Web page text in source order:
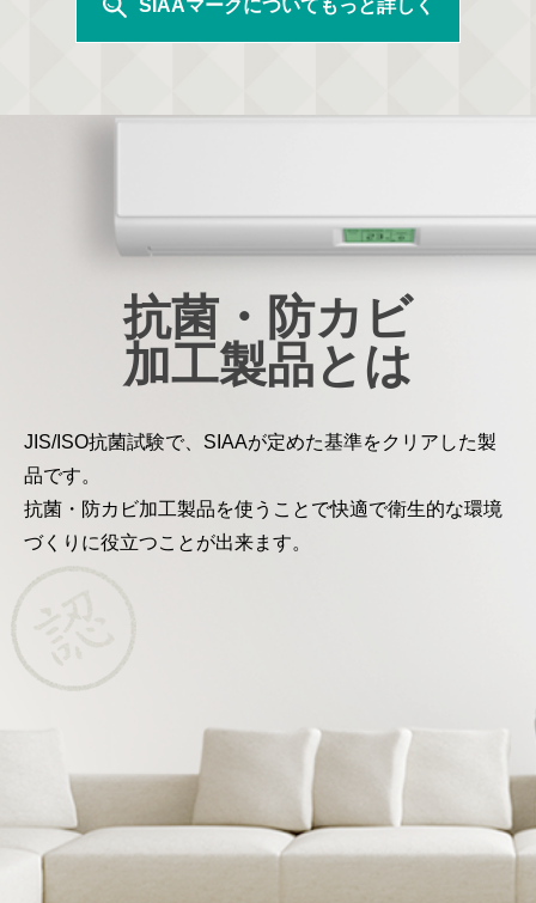
SIAAマークについてもっと詳しく
抗菌・防カビ
加工製品とは
JIS/ISO抗菌試験で、SIAAが定めた基準をクリアした製
品です。
抗菌・防カビ加工製品を使うことで快適で衛生的な環境
づくりに役立つことが出来ます。